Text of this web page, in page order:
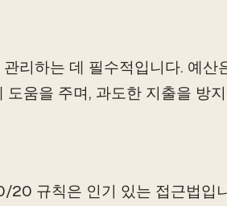
리하는 데 필수적입니다. 예산
움을 주며, 과도한 지출을 방
20 규칙은 인기 있는 접근법입